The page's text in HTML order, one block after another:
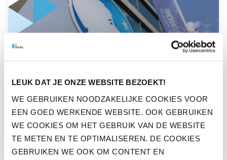
LEUK DAT JE ONZE WEBSITE BEZOEKT!
WE GEBRUIKEN NOODZAKELIJKE COOKIES VOOR
EEN GOED WERKENDE WEBSITE. OOK GEBRUIKEN
WE COOKIES OM HET GEBRUIK VAN DE WEBSITE
TE METEN EN TE OPTIMALISEREN. DE COOKIES
GEBRUIKEN WE OOK OM CONTENT EN
ZO VERGROOT DANONE HET
PENSIOENBEWUSTZIJN VAN
WERKNEMERS
NIEUWS